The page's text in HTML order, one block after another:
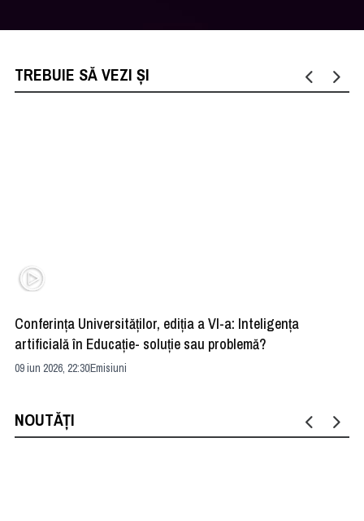
TREBUIE SĂ VEZI ȘI
Conferința Universităților, ediția a VI-a: Inteligența
artificială în Educație- soluție sau problemă?
09 iun 2026, 22:30Emisiuni
NOUTĂȚI